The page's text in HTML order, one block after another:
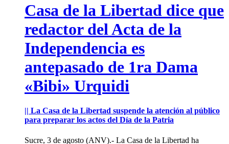
Casa de la Libertad dice que
redactor del Acta de la
Independencia es
antepasado de 1ra Dama
«Bibi» Urquidi
|| La Casa de la Libertad suspende la atención al público
para preparar los actos del Día de la Patria
Sucre, 3 de agosto (ANV).- La Casa de la Libertad ha